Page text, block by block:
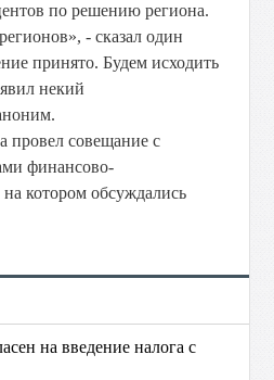
по решению региона.
- сказал один
принято. Будем исходить
некий
провел совещание с
финансово-
котором обсуждались
на введение налога с